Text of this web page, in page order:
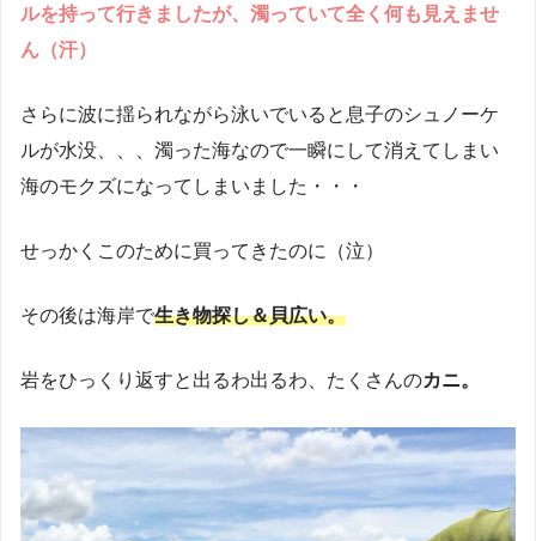
ルを持って行きましたが、濁っていて全く何も見えませ
ん（汗）
さらに波に揺られながら泳いでいると息子のシュノーケ
ルが水没、、、濁った海なので一瞬にして消えてしまい
海のモクズになってしまいました・・・
せっかくこのために買ってきたのに（泣）
その後は海岸で生き物探し＆貝広い。
岩をひっくり返すと出るわ出るわ、たくさんのカニ。